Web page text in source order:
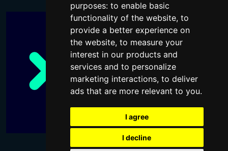
purposes: to enable basic
functionality of the website, to
provide a better experience on
the website, to measure your
interest in our products and
services and to personalize
marketing interactions, to deliver
ads that are more relevant to you.
I agree
I decline